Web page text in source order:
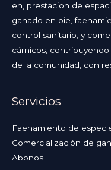
en, prestacion de
ganado en pie,
control sanitario, y
cárnicos,
de la comunidad, con
Servicios
Faenamiento de
Comercialización de
Abonos